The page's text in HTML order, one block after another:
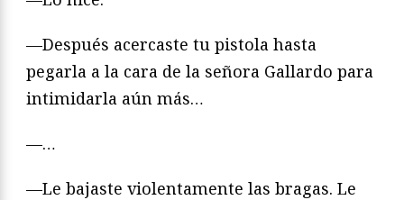
—Después acercaste tu pistola hasta
pegarla a la cara de la señora Gallardo para
intimidarla aún más…
—…
—Le bajaste violentamente las bragas. Le